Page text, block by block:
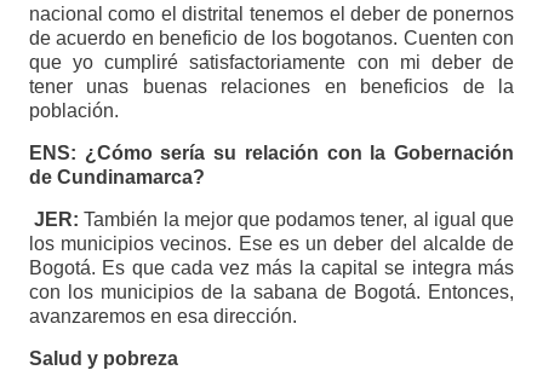
nacional como el distrital tenemos el deber de ponernos
de acuerdo en beneficio de los bogotanos. Cuenten con
que yo cumpliré satisfactoriamente con mi deber de
tener unas buenas relaciones en beneficios de la
población.
ENS: ¿Cómo sería su relación con la Gobernación
de Cundinamarca?
JER: También la mejor que podamos tener, al igual que
los municipios vecinos. Ese es un deber del alcalde de
Bogotá. Es que cada vez más la capital se integra más
con los municipios de la sabana de Bogotá. Entonces,
avanzaremos en esa dirección.
Salud y pobreza